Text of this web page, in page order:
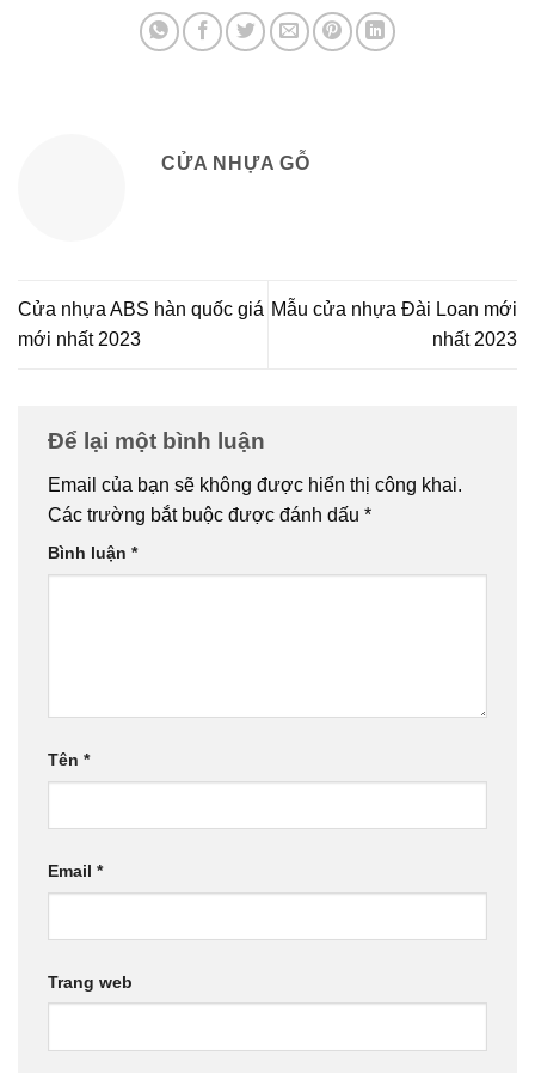
CỬA NHỰA GỖ
Cửa nhựa ABS hàn quốc giá
mới nhất 2023
Mẫu cửa nhựa Đài Loan mới
nhất 2023
Để lại một bình luận
Email của bạn sẽ không được hiển thị công khai.
Các trường bắt buộc được đánh dấu *
Bình luận *
Tên *
Email *
Trang web